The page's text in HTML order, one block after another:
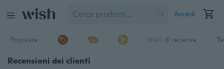
Accedi
Popolare Visti di recente
Recensioni dei clienti